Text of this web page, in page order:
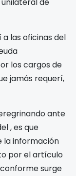
las oficinas del
los cargos de
jamás requerí,
ante
, es que
la información
por el artículo
conforme surge